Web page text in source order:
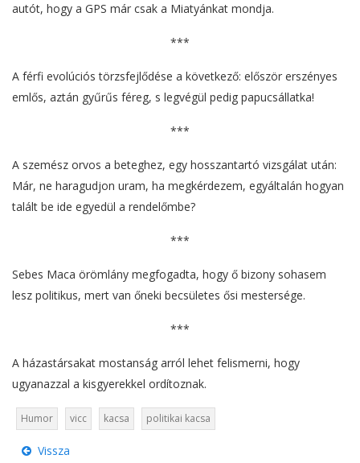
autót, hogy a GPS már csak a Miatyánkat mondja.
***
A férfi evolúciós törzsfejlődése a következő: először erszényes
emlős, aztán gyűrűs féreg, s legvégül pedig papucsállatka!
***
A szemész orvos a beteghez, egy hosszantartó vizsgálat után:
Már, ne haragudjon uram, ha megkérdezem, egyáltalán hogyan
talált be ide egyedül a rendelőmbe?
***
Sebes Maca örömlány megfogadta, hogy ő bizony sohasem
lesz politikus, mert van őneki becsületes ősi mestersége.
***
A házastársakat mostanság arról lehet felismerni, hogy
ugyanazzal a kisgyerekkel ordítoznak.
Humor vicc kacsa politikai kacsa
Vissza